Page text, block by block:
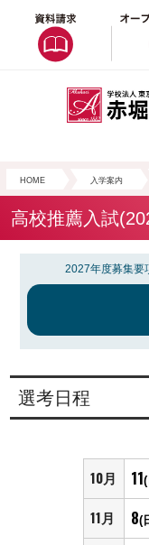
HOME 入学案内
高校推薦入試
2027年度募集要
選考日程
10月 11
11月 8(